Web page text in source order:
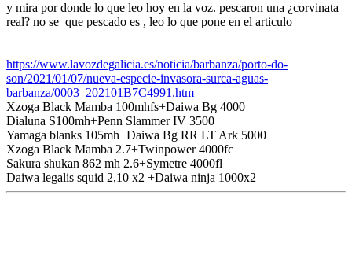
y mira por donde lo que leo hoy en la voz. pescaron una ¿corvinata
real? no se que pescado es , leo lo que pone en el articulo
https://www.lavozdegalicia.es/noticia/barbanza/porto-do-
son/2021/01/07/nueva-especie-invasora-surca-aguas-
barbanza/0003_202101B7C4991.htm
Xzoga Black Mamba 100mhfs+Daiwa Bg 4000
Dialuna S100mh+Penn Slammer IV 3500
Yamaga blanks 105mh+Daiwa Bg RR LT Ark 5000
Xzoga Black Mamba 2.7+Twinpower 4000fc
Sakura shukan 862 mh 2.6+Symetre 4000fl
Daiwa legalis squid 2,10 x2 +Daiwa ninja 1000x2